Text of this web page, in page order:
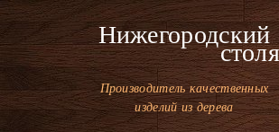
Нижегородский
Производитель качественных
изделий из дерева